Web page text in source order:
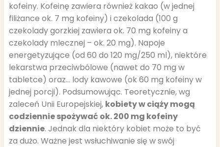
kofeiny. Kofeinę zawiera również kakao (w jednej
filiżance ok. 7 mg kofeiny) i czekolada (100 g
czekolady gorzkiej zawiera ok. 70 mg kofeiny a
czekolady mlecznej – ok. 20 mg). Napoje
energetyzujące (od 60 do 120 mg/250 ml), niektóre
lekarstwa przeciwbólowe (nawet do 70 mg w
tabletce) oraz… lody kawowe (ok 60 mg kofeiny w
jednej porcji). Podsumowując. Teoretycznie, wg
zaleceń Unii Europejskiej, kobiety w ciąży mogą
codziennie spożywać ok. 200 mg kofeiny
dziennie. Jednak dla niektóry kobiet może to być
za dużo. Ważne jest wsłuchiwanie się w swój